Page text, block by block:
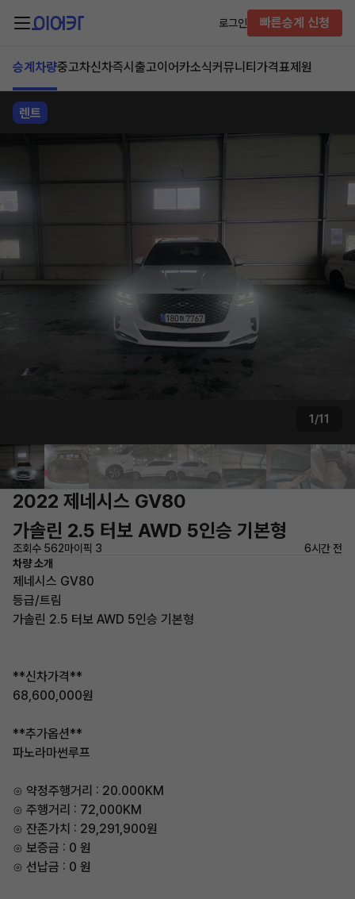
로그인 빠른승계 신청
승계차량중고차신차즉시출고이어카소식커뮤니티 가격표제원
렌트
1/11
2022 제네시스 GV80
가솔린 2.5 터보 AWD 5인승 기본형
조회수 562마이픽 3
6시간 전
차량 소개
제네시스 GV80
등급/트림
가솔린 2.5 터보 AWD 5인승 기본형
**신차가격**
68,600,000원
**추가옵션**
파노라마썬루프
⊙ 약정주행거리 : 20.000KM
⊙ 주행거리 : 72,000KM
⊙ 잔존가치 : 29,291,900원
⊙ 보증금 : 0 원
⊙ 선납금 : 0 원